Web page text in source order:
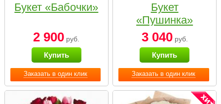
Заказать в один клик
Букет «Бабочки»
2 900 руб.
Купить
Заказать в один клик
Букет
«Пушинка»
3 040руб.
Купить